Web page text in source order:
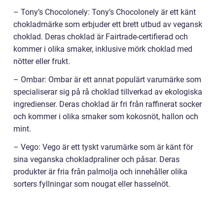
– Tony’s Chocolonely: Tony’s Chocolonely är ett känt
chokladmärke som erbjuder ett brett utbud av vegansk
choklad. Deras choklad är Fairtrade-certifierad och
kommer i olika smaker, inklusive mörk choklad med
nötter eller frukt.
– Ombar: Ombar är ett annat populärt varumärke som
specialiserar sig på rå choklad tillverkad av ekologiska
ingredienser. Deras choklad är fri från raffinerat socker
och kommer i olika smaker som kokosnöt, hallon och
mint.
– Vego: Vego är ett tyskt varumärke som är känt för
sina veganska chokladpraliner och påsar. Deras
produkter är fria från palmolja och innehåller olika
sorters fyllningar som nougat eller hasselnöt.